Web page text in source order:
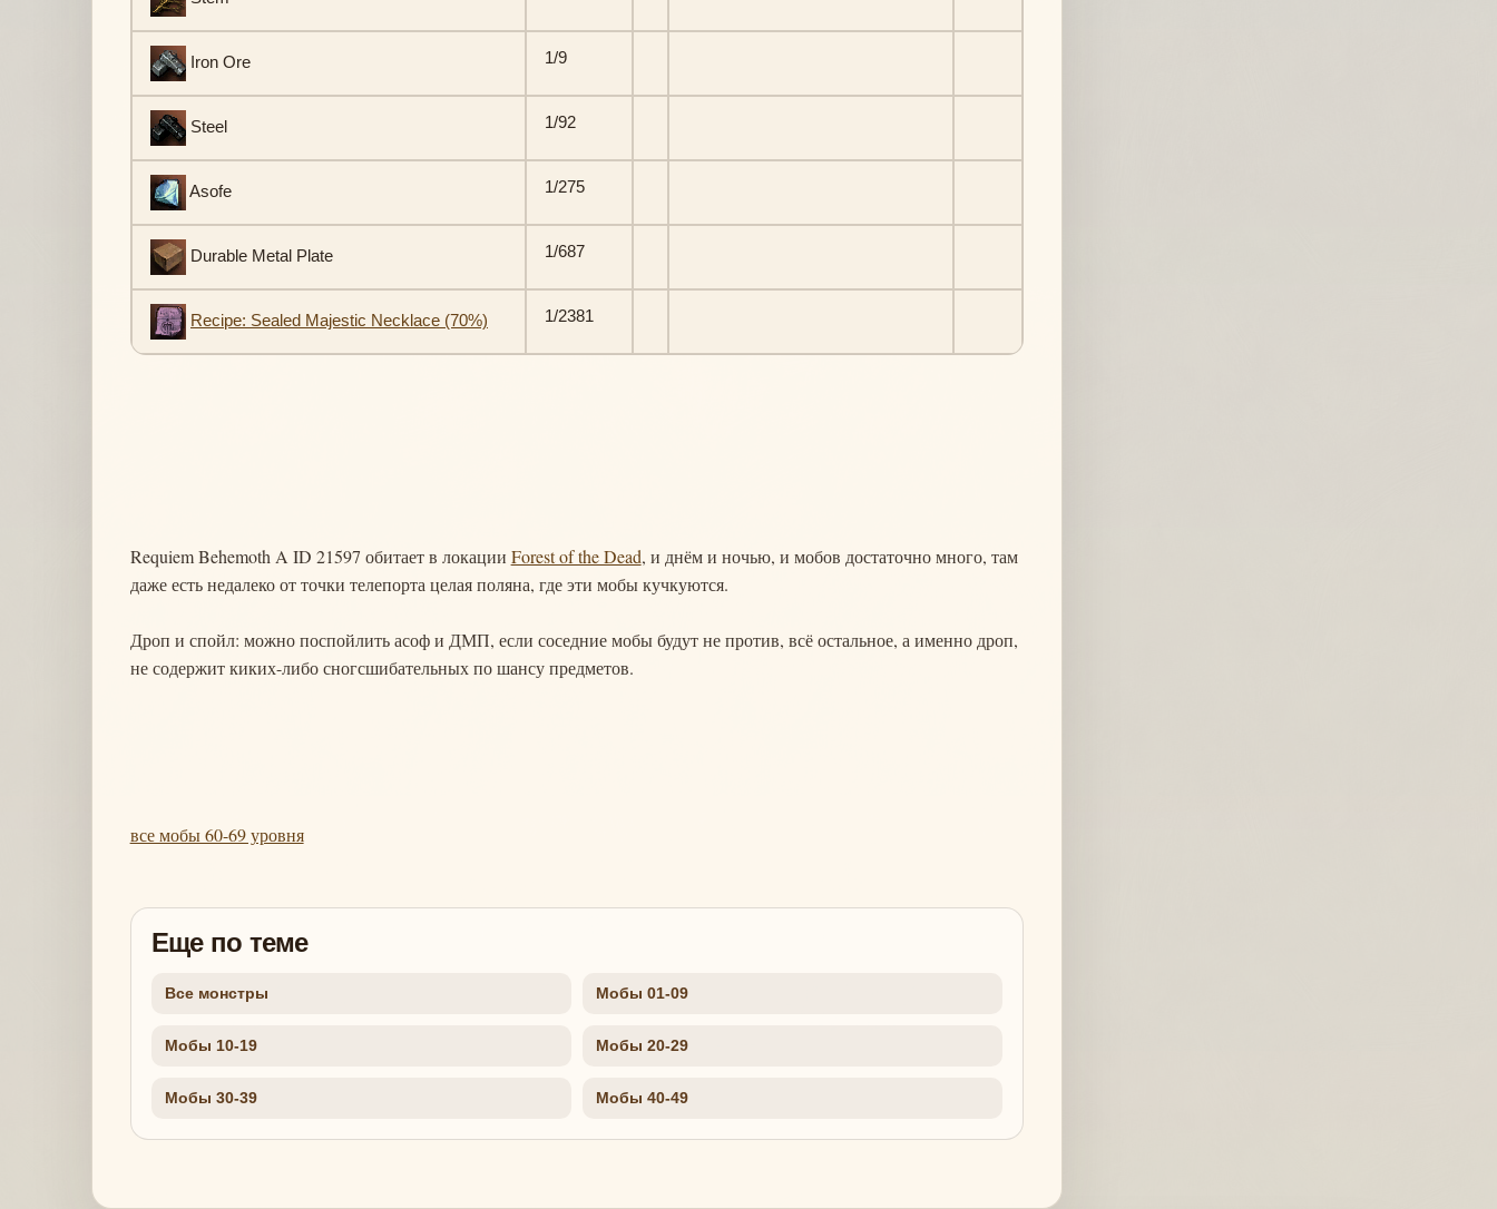
Iron Ore 1/9
Steel 1/92
Asofe 1/275
Durable Metal Plate 1/687
Recipe: Sealed Majestic Necklace (70%) 1/2381
Requiem Behemoth A ID 21597 обитает в локации Forest of the Dead, и днём и ночью, и мобов достаточно много, там
даже есть недалеко от точки телепорта целая поляна, где эти мобы кучкуются.
Дроп и спойл: можно поспойлить асоф и ДМП, если соседние мобы будут не против, всё остальное, а именно дроп,
не содержит киких-либо сногсшибательных по шансу предметов.
все мобы 60-69 уровня
Еще по теме
Все монстры Мобы 01-09
Мобы 10-19 Мобы 20-29
Мобы 30-39 Мобы 40-49